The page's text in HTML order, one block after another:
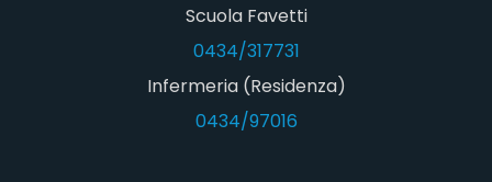
Scuola Favetti
0434/317731
Infermeria (Residenza)
0434/97016